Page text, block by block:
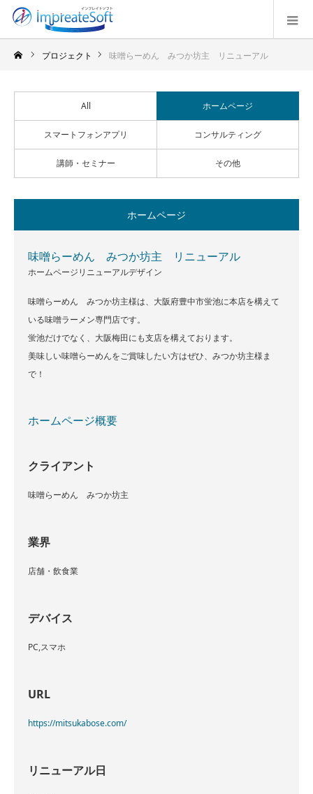
プロジェクト 味噌らーめん みつか坊主 リニューアル
All ホームページ
スマートフォンアプリ コンサルティング
講師・セミナー その他
ホームページ
味噌らーめん みつか坊主 リニューアル
ホームページリニューアルデザイン
味噌らーめん みつか坊主様は、大阪府豊中市蛍池に本店を構えて
いる味噌ラーメン専門店です。
蛍池だけでなく、大阪梅田にも支店を構えております。
美味しい味噌らーめんをご賞味したい方はぜひ、みつか坊主様ま
で！
ホームページ概要
クライアント
味噌らーめん みつか坊主
業界
店舗・飲食業
デバイス
PC,スマホ
URL
https://mitsukabose.com/
リニューアル日